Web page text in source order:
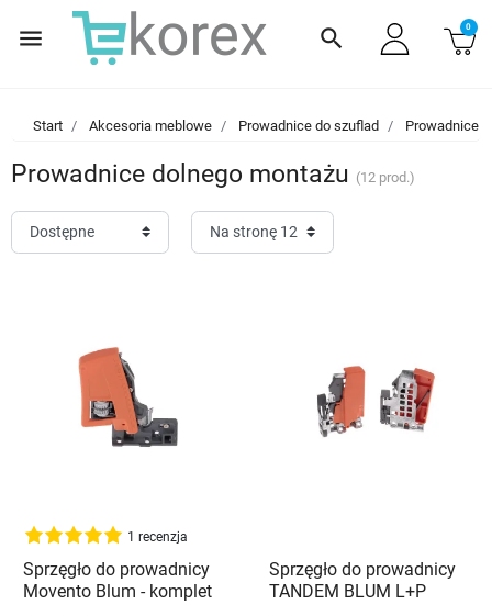
menu search 0
Start Akcesoria meblowe Prowadnice do szuflad Prowadnice
Prowadnice dolnego montażu (12 prod.)
1 recenzja
Sprzęgło do prowadnicy
Movento Blum - komplet
Sprzęgło do prowadnicy
TANDEM BLUM L+P